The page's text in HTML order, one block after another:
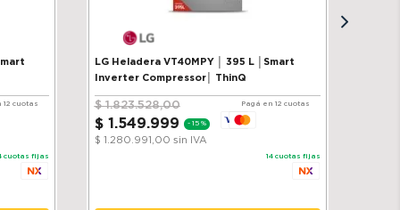
12 cuotas
cuotas fijas
LG Heladera VT40MPY │ 395 L │Smart
Inverter Compressor│ ThinQ
$ 1.823.528,00
$ 1 .549.999 - 15 %
$ 1.280.991,00 sin IVA
Pagá en 12 cuotas
14 cuotas fijas